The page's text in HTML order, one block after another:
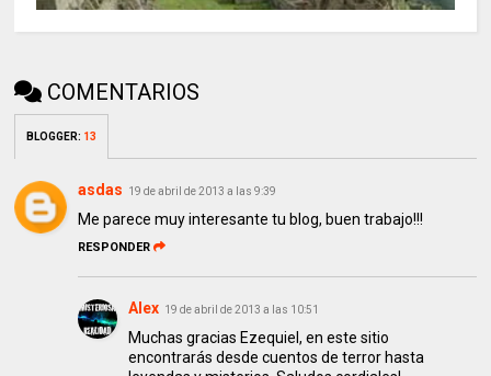
COMENTARIOS
BLOGGER: 13
asdas 19 de abril de 2013 a las 9:39
Me parece muy interesante tu blog, buen trabajo!!!
RESPONDER
Alex 19 de abril de 2013 a las 10:51
Muchas gracias Ezequiel, en este sitio
encontrarás desde cuentos de terror hasta